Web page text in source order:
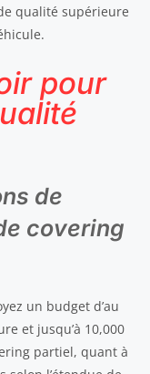
qualité supérieure
pour
de
covering
un budget d’au
et jusqu’à 10,000
partiel, quant à